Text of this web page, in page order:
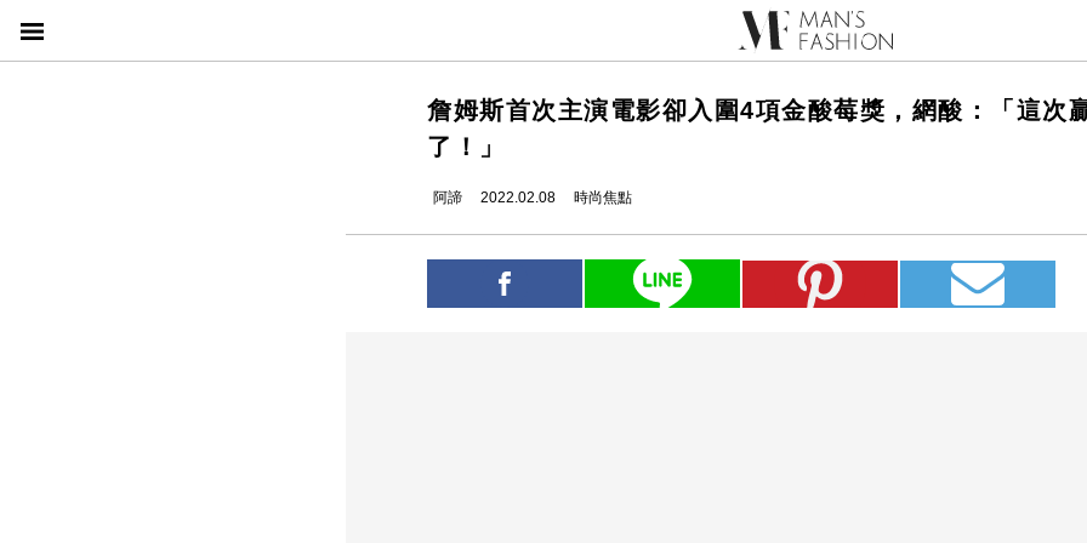
詹姆斯首次主演電影卻入圍4項金酸莓獎，網酸：「這次
了！」
阿諦 2022.02.08 時尚焦點